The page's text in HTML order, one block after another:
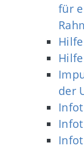
für
der